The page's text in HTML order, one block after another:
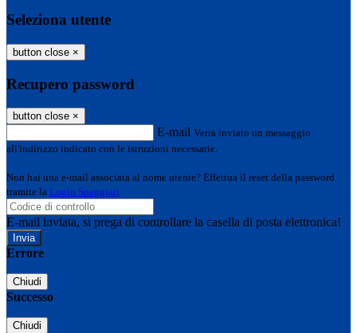
Seleziona utente
button close ×
Recupero password
button close ×
E-mail Verrà inviato un messaggio
all'indirizzo indicato con le istruzioni necessarie.
Non hai una e-mail associata al nome utente? Effettua il reset della password
tramite la Login Spaggiari
E-mail inviata, si prega di controllare la casella di posta elettronica!
Errore
Chiudi
Successo
Chiudi